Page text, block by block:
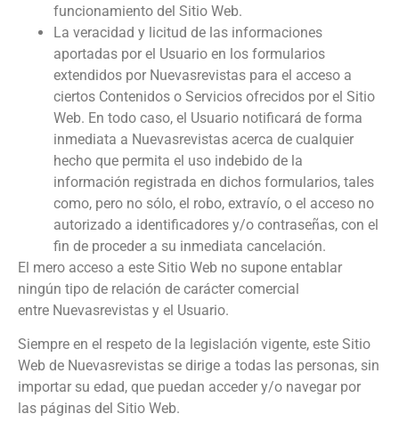
funcionamiento del Sitio Web.
La veracidad y licitud de las informaciones
aportadas por el Usuario en los formularios
extendidos por Nuevasrevistas para el acceso a
ciertos Contenidos o Servicios ofrecidos por el Sitio
Web. En todo caso, el Usuario notificará de forma
inmediata a Nuevasrevistas acerca de cualquier
hecho que permita el uso indebido de la
información registrada en dichos formularios, tales
como, pero no sólo, el robo, extravío, o el acceso no
autorizado a identificadores y/o contraseñas, con el
fin de proceder a su inmediata cancelación.
El mero acceso a este Sitio Web no supone entablar
ningún tipo de relación de carácter comercial
entre Nuevasrevistas y el Usuario.
Siempre en el respeto de la legislación vigente, este Sitio
Web de Nuevasrevistas se dirige a todas las personas, sin
importar su edad, que puedan acceder y/o navegar por
las páginas del Sitio Web.